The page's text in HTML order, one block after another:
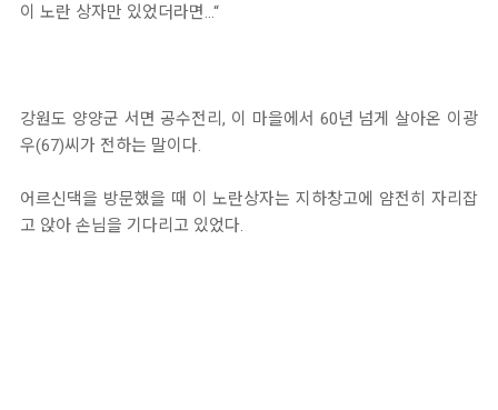
이 노란 상자만 있었더라면…“
강원도 양양군 서면 공수전리, 이 마을에서 60년 넘게 살아온 이광
우(67)씨가 전하는 말이다.
어르신댁을 방문했을 때 이 노란상자는 지하창고에 얌전히 자리잡
고 앉아 손님을 기다리고 있었다.